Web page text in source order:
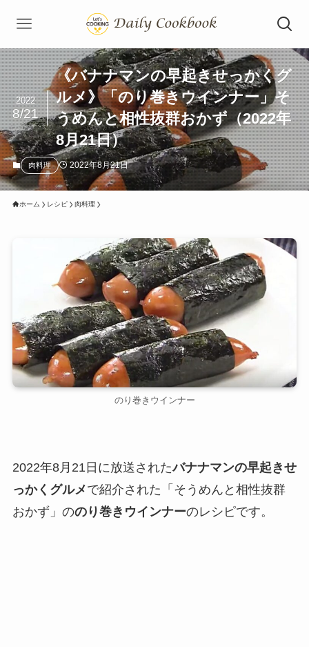
《バナナマンの早起きせっかくグ
ルメ》「のり巻きウインナー」そ
うめんと相性抜群おかず（2022年
8月21日）
2022
8/21
肉料理 2022年8月21日
ホーム レシピ 肉料理
のり巻きウインナー
2022年8月21日に放送されたバナナマンの早起きせ
っかくグルメで紹介された「そうめんと相性抜群
おかず」ののり巻きウインナーのレシピです。